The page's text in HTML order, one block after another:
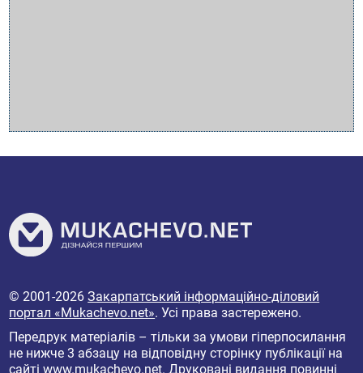
© 2001-2026Закарпатський інформаційно-діловий
портал «Mukachevo.net». Усі права застережено.
Передрук матеріалів – тільки за умови гіперпосилання
не нижче 3 абзацу на відповідну сторінку публікації на
сайтіwww.mukachevo.net. Друковані видання повинні